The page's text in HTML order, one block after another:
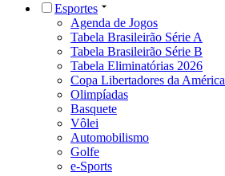
Esportes
Agenda de Jogos
Tabela Brasileirão Série A
Tabela Brasileirão Série B
Tabela Eliminatórias 2026
Copa Libertadores da América
Olimpíadas
Basquete
Vôlei
Automobilismo
Golfe
e-Sports